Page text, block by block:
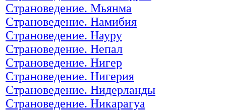
Страноведение. Мьянма
Страноведение. Намибия
Страноведение. Науру
Страноведение. Непал
Страноведение. Нигер
Страноведение. Нигерия
Страноведение. Нидерланды
Страноведение. Никарагуа